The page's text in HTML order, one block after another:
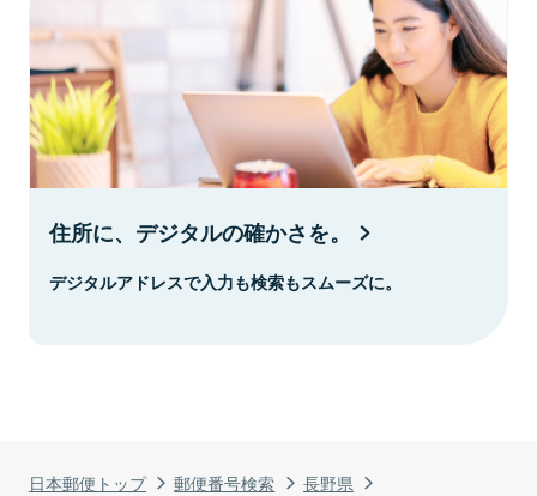
日本郵便トップ 郵便番号検索
長野県
住所に、デジタルの確かさを。
デジタルアドレスで入力も検索もスムーズに。